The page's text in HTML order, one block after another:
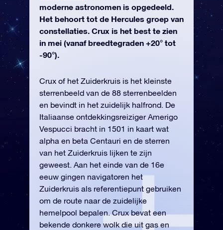
moderne astronomen is opgedeeld.
Het behoort tot de Hercules groep van
constellaties. Crux is het best te zien
in mei (vanaf breedtegraden +20° tot
-90°).
Crux of het Zuiderkruis is het kleinste
sterrenbeeld van de 88 sterrenbeelden
en bevindt in het zuidelijk halfrond. De
Italiaanse ontdekkingsreiziger Amerigo
Vespucci bracht in 1501 in kaart wat
alpha en beta Centauri en de sterren
van het Zuiderkruis lijken te zijn
geweest. Aan het einde van de 16e
eeuw gingen navigatoren het
Zuiderkruis als referentiepunt gebruiken
om de route naar de zuidelijke
hemelpool bepalen. Crux bevat een
bekende donkere wolk die uit gas en